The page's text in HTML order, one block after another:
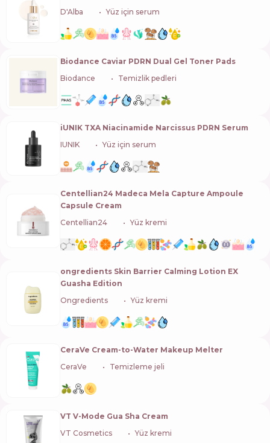
D'Alba
Yüz için serum
Biodance Caviar PDRN Dual Gel Toner Pads
Biodance
Temizlik pedleri
iUNIK TXA Niacinamide Narcissus PDRN Serum
IUNIK
Yüz için serum
Centellian24 Madeca Mela Capture Ampoule
Capsule Cream
Centellian24
Yüz kremi
ongredients Skin Barrier Calming Lotion EX
Guasha Edition
Ongredients
Yüz kremi
CeraVe Cream-to-Water Makeup Melter
CeraVe
Temizleme jeli
VT V-Mode Gua Sha Cream
VT Cosmetics
Yüz kremi